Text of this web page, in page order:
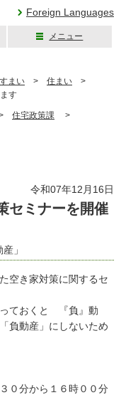
Foreign Languages
メニュー
すまい > 住まい >
す
住宅政策課 >
令和07年12月16日
セミナーを開催
」
空き家対策に関するセ
ておくと 『負』動
負動産」にしないため
分から１６時００分